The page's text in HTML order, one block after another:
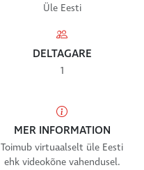
Üle Eesti
DELTAGARE
1
MER INFORMATION
Toimub virtuaalselt üle Eesti
ehk videokõne vahendusel.